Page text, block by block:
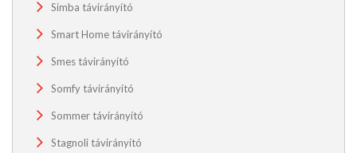
Simba távirányító
Smart Home távirányító
Smes távirányító
Somfy távirányító
Sommer távirányító
Stagnoli távirányító